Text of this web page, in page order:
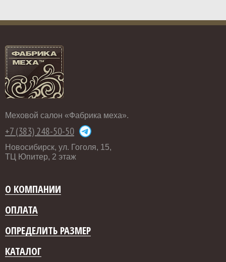
Меховой салон «Фабрика меха».
+7 (383) 248-50-50
Новосибирск, ул. Гоголя, 15,
ТЦ Юпитер, 2 этаж
О КОМПАНИИ
ОПЛАТА
ОПРЕДЕЛИТЬ РАЗМЕР
КАТАЛОГ